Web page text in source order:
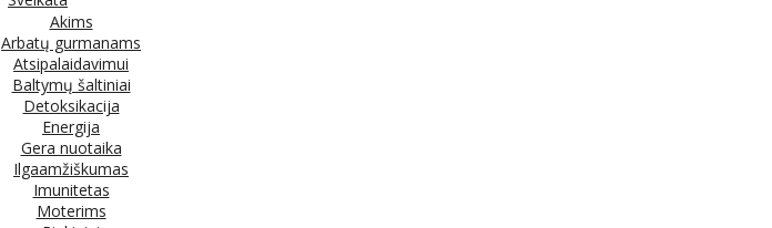
Akims
Arbatų gurmanams
Atsipalaidavimui
Baltymų šaltiniai
Detoksikacija
Energija
Gera nuotaika
Ilgaamžiškumas
Imunitetas
Moterims